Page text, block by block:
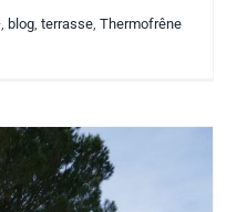
blog terrasse Thermofrêne